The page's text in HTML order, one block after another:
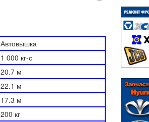
Автовышка
1 000 кг-с
20.7 м
22.1 м
17.3 м
200 кг